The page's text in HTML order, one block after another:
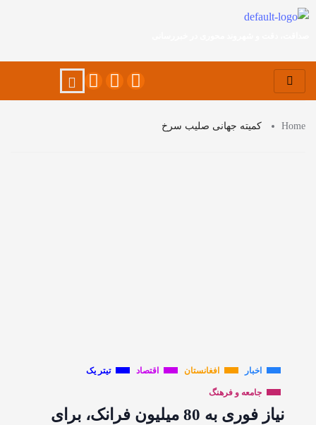
Home کمیته جهانی صلیب سرخ
اخبار افغانستان اقتصاد تیتر یک
جامعه و فرهنگ
نیاز فوری به 80 میلیون فرانک، برای